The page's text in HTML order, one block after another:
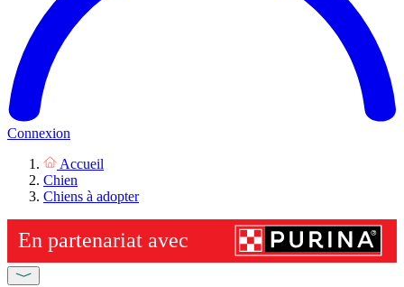
Connexion
Accueil
Chien
Chiens à adopter